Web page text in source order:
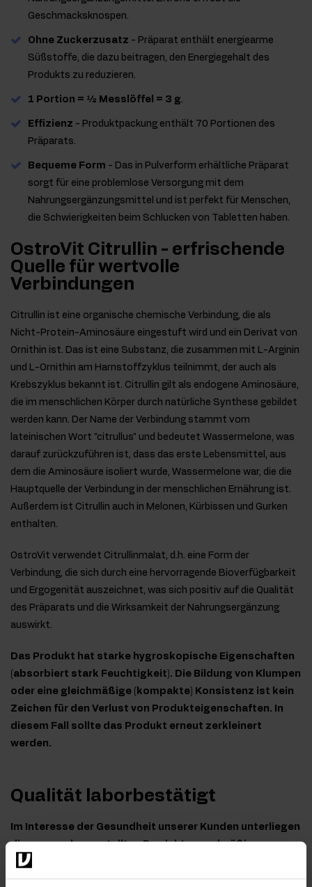
Geschmacksknospen.
Ohne Zuckerzusatz - Präparat enthält energiearme
Süßstoffe, die dazu beitragen, den Energiegehalt des
Produkts zu reduzieren.
1 Portion = ½ Messlöffel = 3 g.
Effizienz - Produktpackung enthält 70 Portionen des
Präparats.
Bequeme Form - Das in Pulverform erhältliche Präparat
sorgt für eine problemlose Versorgung mit dem
Nahrungsergänzungsmittel und ist perfekt für Menschen,
die Schwierigkeiten beim Schlucken von Tabletten haben.
OstroVit Citrullin - erfrischende
Quelle für wertvolle
Verbindungen
Citrullin ist eine organische chemische Verbindung, die als
Nicht-Protein-Aminosäure eingestuft wird und ein Derivat von
Ornithin ist. Das ist eine Substanz, die zusammen mit L-Arginin
und L-Ornithin am Harnstoffzyklus teilnimmt, der auch als
Krebszyklus bekannt ist. Citrullin gilt als endogene Aminosäure,
die im menschlichen Körper durch natürliche Synthese gebildet
werden kann. Der Name der Verbindung stammt vom
lateinischen Wort "citrullus" und bedeutet Wassermelone, was
darauf zurückzuführen ist, dass das erste Lebensmittel, aus
dem die Aminosäure isoliert wurde, Wassermelone war, die die
Hauptquelle der Verbindung in der menschlichen Ernährung ist.
Außerdem ist Citrullin auch in Melonen, Kürbissen und Gurken
enthalten.
OstroVit verwendet Citrullinmalat, d.h. eine Form der
Verbindung, die sich durch eine hervorragende Bioverfügbarkeit
und Ergogenität auszeichnet, was sich positiv auf die Qualität
des Präparats und die Wirksamkeit der Nahrungsergänzung
auswirkt.
Das Produkt hat starke hygroskopische Eigenschaften
(absorbiert stark Feuchtigkeit). Die Bildung von Klumpen
oder eine gleichmäßige (kompakte) Konsistenz ist kein
Zeichen für den Verlust von Produkteigenschaften. In
diesem Fall sollte das Produkt erneut zerkleinert
werden.
Qualität laborbestätigt
Im Interesse der Gesundheit unserer Kunden unterliegen
die von uns hergestellten Produkte regelmäßigen
Untersuchungen in einem unabhängigen akkreditierten
Labor, um höchste Qualität zu gewährleisten und